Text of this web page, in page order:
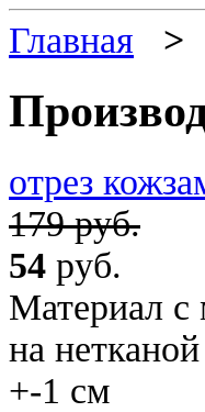
Главная >
отрез
179 руб.
54 руб.
Материал с
на
+-1 см